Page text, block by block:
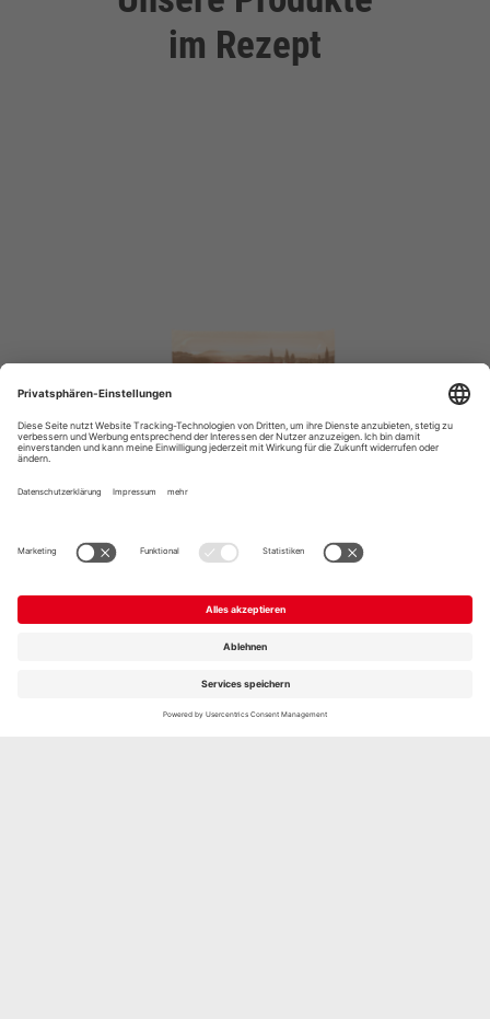
im Rezept
TRADITIONELLE ART, 150G
Jetzt entdecken